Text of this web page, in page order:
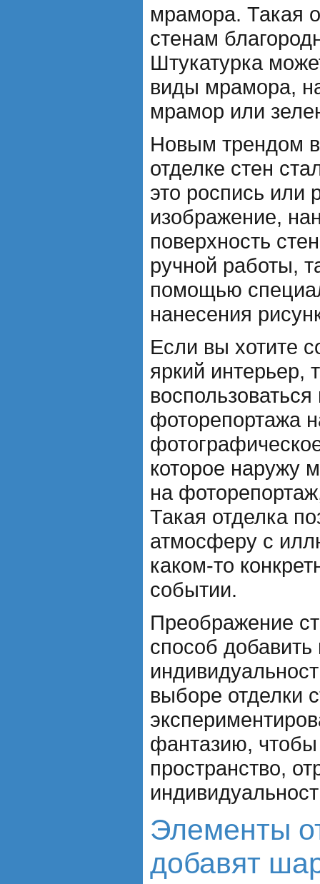
мрамора. Такая
стенам
Штукатурка
виды мрамора,
мрамор или
Новым трендом
отделке стен
это роспись или
изображение,
поверхность
ручной работы,
помощью
нанесения
Если вы хотите
яркий интерьер,
фоторепортажа
которое наружу
на
Такая отделка
атмосферу с
каком-то
событии.
Преображение
способ
выборе отделки
фантазию, чтобы
пространство,
Элементы
добавят